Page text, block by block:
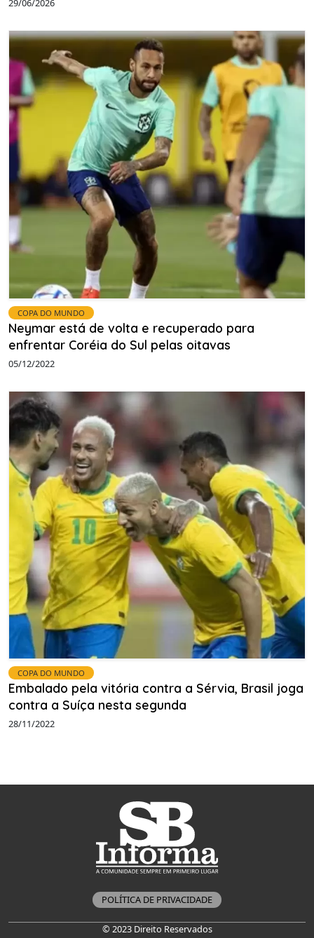
29/06/2026
COPA DO MUNDO
Neymar está de volta e recuperado para
enfrentar Coréia do Sul pelas oitavas
05/12/2022
COPA DO MUNDO
Embalado pela vitória contra a Sérvia, Brasil joga
contra a Suíça nesta segunda
28/11/2022
POLÍTICA DE PRIVACIDADE
© 2023 Direito Reservados